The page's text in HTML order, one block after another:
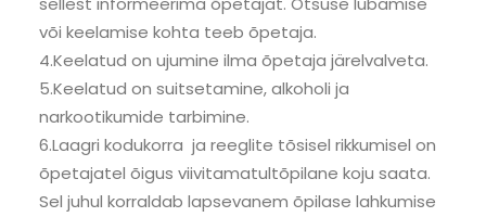
või keelamise kohta teeb õpetaja.
4.Keelatud on ujumine ilma õpetaja järelvalveta.
5.Keelatud on suitsetamine, alkoholi ja
narkootikumide tarbimine.
6.Laagri kodukorra ja reeglite tõsisel rikkumisel on
õpetajatel õigus viivitamatultõpilane koju saata.
Sel juhul korraldab lapsevanem õpilase lahkumise